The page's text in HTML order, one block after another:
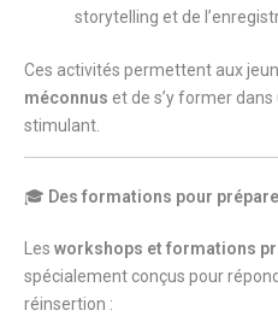
storytelling et de
Ces activités permettent aux
méconnus et de s’y former
stimulant.
🎓 Des formations pour
Les workshops et formations
spécialement conçus pour
réinsertion :